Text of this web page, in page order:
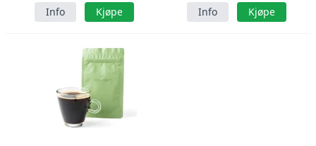
Info
Kjøpe
Info
Kjøpe